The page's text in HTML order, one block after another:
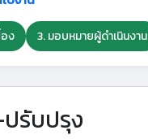
ง 3. มอบหมายผู้ดำเนินงาน
รับปรุง